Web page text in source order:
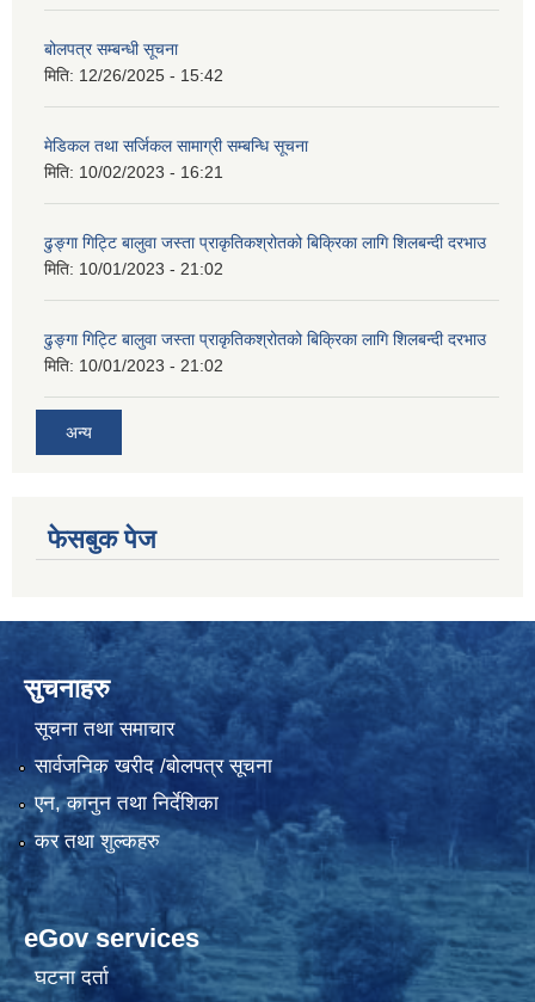
बोलपत्र सम्बन्धी सूचना
मिति: 12/26/2025 - 15:42
मेडिकल तथा सर्जिकल सामाग्री सम्बन्धि सूचना
मिति: 10/02/2023 - 16:21
ढुङ्गा गिट्टि बालुवा जस्ता प्राकृतिकश्रोतको बिक्रिका लागि शिलबन्दी दरभाउ
मिति: 10/01/2023 - 21:02
ढुङ्गा गिट्टि बालुवा जस्ता प्राकृतिकश्रोतको बिक्रिका लागि शिलबन्दी दरभाउ
मिति: 10/01/2023 - 21:02
अन्य
फेसबुक पेज
सुचनाहरु
सूचना तथा समाचार
सार्वजनिक खरीद /बोलपत्र सूचना
एन, कानुन तथा निर्देशिका
कर तथा शुल्कहरु
eGov services
घटना दर्ता